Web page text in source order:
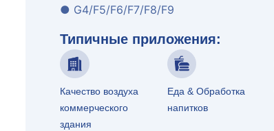
● G4/F5/F6/F7/F8/F9
Типичные приложения:
Качество воздуха
коммерческого
здания
Еда & Обработка
напитков